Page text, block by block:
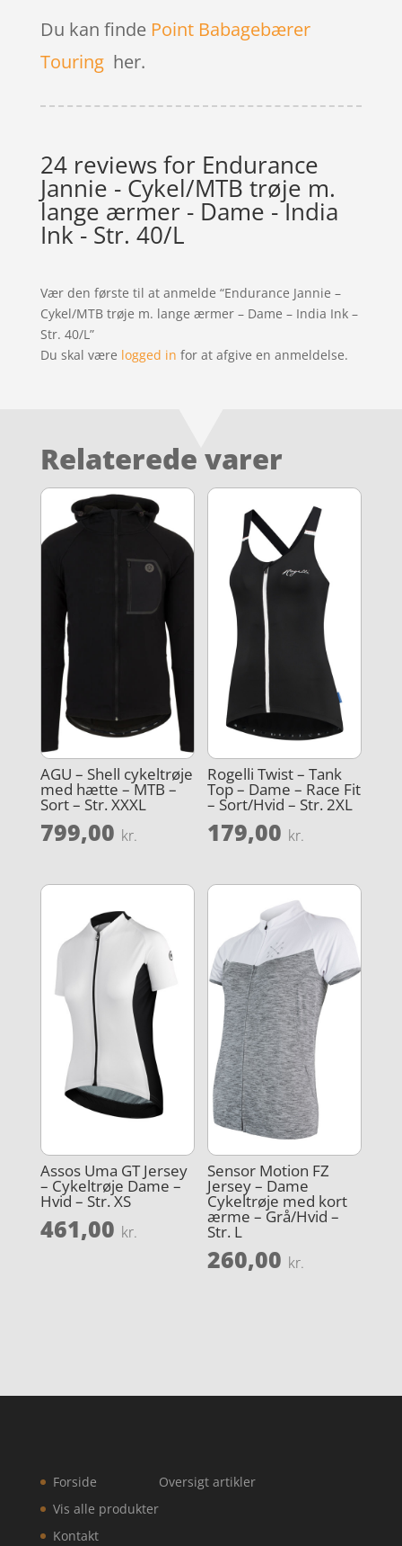
Du kan finde Point Babagebærer
Touringher.
24 reviews for Endurance
Jannie - Cykel/MTB trøje m.
lange ærmer - Dame - India
Ink - Str. 40/L
Vær den første til at anmelde “Endurance Jannie –
Cykel/MTB trøje m. lange ærmer – Dame – India Ink –
Str. 40/L”
Du skal være logged in for at afgive en anmeldelse.
Relaterede varer
AGU – Shell cykeltrøje
med hætte – MTB –
Sort – Str. XXXL
799,00 kr.
Rogelli Twist – Tank
Top – Dame – Race Fit
– Sort/Hvid – Str. 2XL
179,00 kr.
Assos Uma GT Jersey
– Cykeltrøje Dame –
Hvid – Str. XS
461,00 kr.
Sensor Motion FZ
Jersey – Dame
Cykeltrøje med kort
ærme – Grå/Hvid –
Str. L
260,00 kr.
Forside
Vis alle produkter
Kontakt
Oversigt artikler